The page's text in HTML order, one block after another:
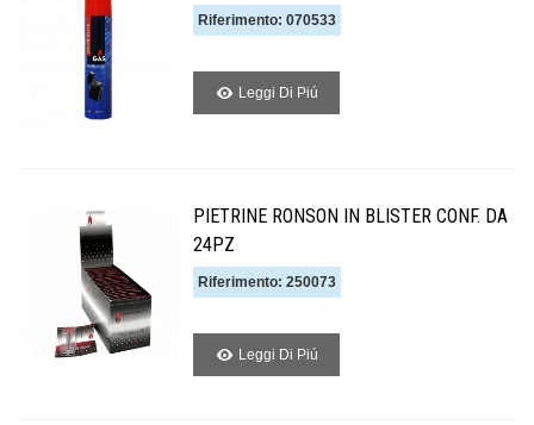
Riferimento: 070533
Leggi Di Piú
PIETRINE RONSON IN BLISTER CONF. DA
24PZ
Riferimento: 250073
Leggi Di Piú